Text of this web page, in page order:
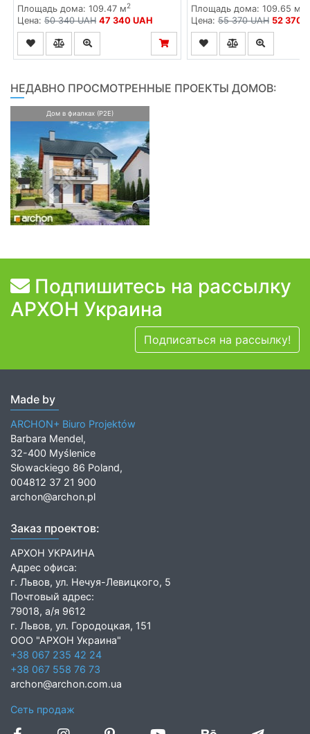
Площадь дома: 109.47 м2
Цена: 50 340 UAH 47 340 UAH
Площадь дома: 109.65 м
Цена:55 370 UAH 52 370
НЕДАВНО ПРОСМОТРЕННЫЕ ПРОЕКТЫ ДОМОВ:
Дом в фиалках (Р2Е)
Подпишитесь на рассылку
АРХОН Украина
Подписаться на рассылку!
Made by
ARCHON+ Biuro Projektów
Barbara Mendel,
32-400 Myślenice
Słowackiego 86 Poland,
004812 37 21 900
archon@archon.pl
Заказ проектов:
АРХОН УКРАИНА
Адрес офиса:
г. Львов, ул. Нечуя-Левицкого, 5
Почтовый адрес:
79018, а/я 9612
г. Львов, ул. Городоцкая, 151
ООО "АРХОН Украина"
+38 067 235 42 24
+38 067 558 76 73
archon@archon.com.ua
Сеть продаж